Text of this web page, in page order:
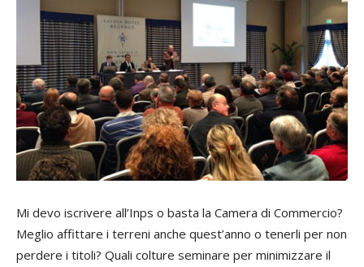
Mi devo iscrivere all’Inps o basta la Camera di Commercio?
Meglio affittare i terreni anche quest’anno o tenerli per non
perdere i titoli? Quali colture seminare per minimizzare il